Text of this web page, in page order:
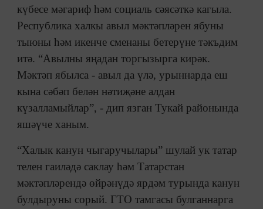
күбесе мәгариф һәм социаль сәясәткә кагыла.
Республика халкы авыл мәктәпләрен ябуны
тыюны һәм икенче сменаны бетерүне тәкъдим
итә. “Авылны яңадан торгызырга кирәк.
Мәктәп ябылса - авыл да үлә, урыннарда еш
кына сәбәп белән нәтиҗәне алдан
күзалламыйлар”, - дип язган Тукай районында
яшәүче ханым.
“Халык канун чыгаручылары” шулай ук татар
телен гаиләдә саклау һәм Татарстан
мәктәпләрендә өйрәнүдә ярдәм турында канун
булдыруны сорый. ГТО тамгасы булганнарга